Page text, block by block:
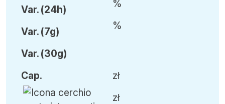
Var. (24h)
Var. (7g)
Var. (30g)
%
%
Cap.
zł
zł